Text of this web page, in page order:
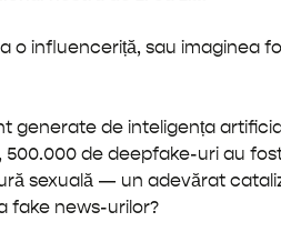
o influenceriță, sau imaginea
generate de inteligența
de deepfake-uri au
sexuală — un adevărat
fake news-urilor?